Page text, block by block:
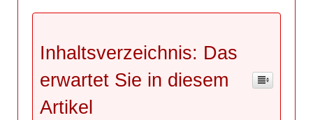
Inhaltsverzeichnis: Das
erwartet Sie in diesem
Artikel